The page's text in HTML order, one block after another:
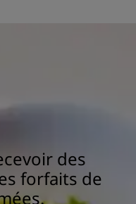
des
forfaits de